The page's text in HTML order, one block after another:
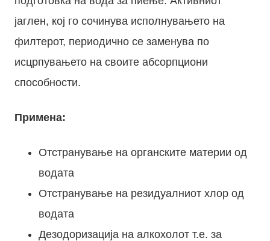
јаглен, кој го сочинува исполнувањето на
филтерот, периодично се заменува по
исцрпувањето на своите абсорпциони
способности.
Примена:
Отстранување на органските материи од
водата
Отстранување на резидуалниот хлор од
водата
Дезодоризација на алкохолот т.е. за